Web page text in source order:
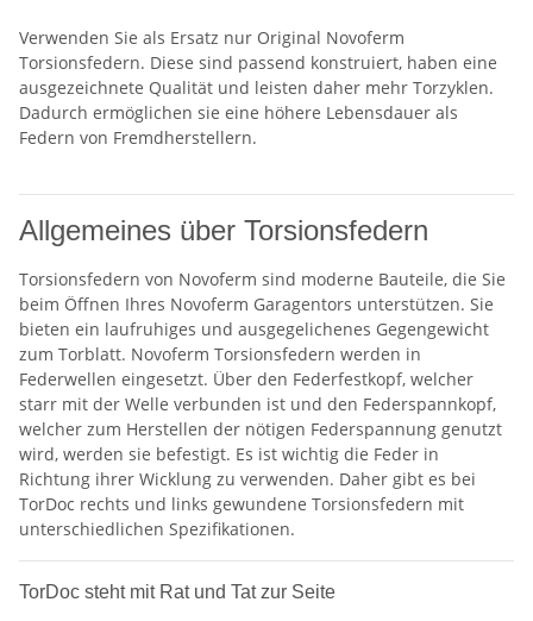
Verwenden Sie als Ersatz nur Original Novoferm
Torsionsfedern. Diese sind passend konstruiert, haben eine
ausgezeichnete Qualität und leisten daher mehr Torzyklen.
Dadurch ermöglichen sie eine höhere Lebensdauer als
Federn von Fremdherstellern.
Allgemeines über Torsionsfedern
Torsionsfedern von Novoferm sind moderne Bauteile, die Sie
beim Öffnen Ihres Novoferm Garagentors unterstützen. Sie
bieten ein laufruhiges und ausgegelichenes Gegengewicht
zum Torblatt. Novoferm Torsionsfedern werden in
Federwellen eingesetzt. Über den Federfestkopf, welcher
starr mit der Welle verbunden ist und den Federspannkopf,
welcher zum Herstellen der nötigen Federspannung genutzt
wird, werden sie befestigt. Es ist wichtig die Feder in
Richtung ihrer Wicklung zu verwenden. Daher gibt es bei
TorDoc rechts und links gewundene Torsionsfedern mit
unterschiedlichen Spezifikationen.
TorDoc steht mit Rat und Tat zur Seite